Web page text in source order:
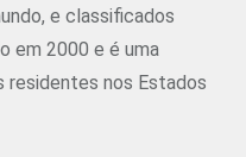
e classificados
em 2000 e é uma
residentes nos Estados